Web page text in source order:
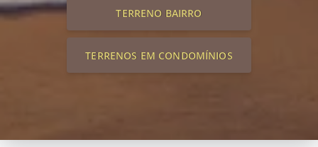
TERRENO BAIRRO
TERRENOS EM CONDOMÍNIOS